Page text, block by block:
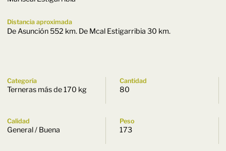
Distancia aproximada
De Asunción 552 km. De Mcal Estigarribia 30 km.
Categoría
Terneras más de 170 kg
Cantidad
80
Calidad
General / Buena
Peso
173